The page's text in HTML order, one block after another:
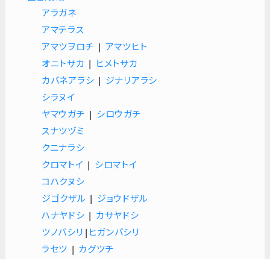
アラガネ
アマテラス
アマツヲロチ | アマツヒト
オニトサカ | ヒメトサカ
カバネアラシ | ジナリアラシ
シラヌイ
ヤマウガチ | シロウガチ
スナツヅミ
クニナラシ
クロマトイ | シロマトイ
コハクヌシ
ジゴクザル | ジョウドザル
ハナヤドシ | カサヤドシ
ツノバシリ | ヒガンバシリ
ラセツ | カグツチ